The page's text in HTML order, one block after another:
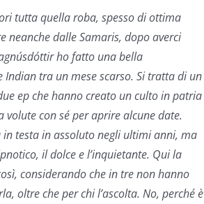
tutta quella roba, spesso di ottima
dalle Samaris, dopo averci
ho fatto una bella
Indian tra un mese scarso. Si tratta di un
ep che hanno creato un culto in patria
volute con sé per aprire alcune date.
in testa in assoluto negli ultimi anni, ma
il dolce e l’inquietante. Qui la
considerando che in tre non hanno
oltre che per chi l’ascolta. No, perché è